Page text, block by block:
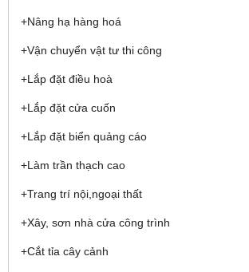
+Nâng hạ hàng hoá
+Vận chuyển vật tư thi công
+Lắp đặt điều hoà
+Lắp đặt cửa cuốn
+Lắp đặt biển quảng cáo
+Làm trần thạch cao
+Trang trí nội,ngoại thất
+Xây, sơn nhà cửa công trình
+Cắt tỉa cây cảnh